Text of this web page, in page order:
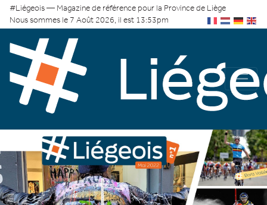
#Liégeois — Magazine de référence pour la Province de Liège
Nous sommes le 7 Août 2026, il est 13:53pm